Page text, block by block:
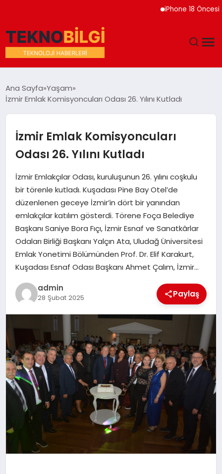
iPhone 18 Öncesi
EĞITIM
EKONOMI
MAGAZIN
SAĞLIK
SIYASET
SPOR
TEKNOLOJI
Ana Sayfa Yaşam
İzmir Emlak Komisyoncuları Odası 26. Yılını Kutladı
İzmir Emlak Komisyoncuları
Odası 26. Yılını Kutladı
İzmir Emlakçılar Odası, kuruluşunun 26. yılını coşkulu
bir törenle kutladı. Kuşadası Pine Bay Otel’de
düzenlenen geceye İzmir’in dört bir yanından
emlakçılar katılım gösterdi. Törene Foça Belediye
Başkanı Saniye Bora Fıçı, İzmir Esnaf ve Sanatkârlar
Odaları Birliği Başkanı Yalçın Ata, Uludağ Üniversitesi
Emlak Yonetimi Bölümünden Prof. Dr. Elif Karakurt,
Kuşadası Esnaf Odası Başkanı Ahmet Çalım, İzmir…
admin
28 Şubat 2025 Paylaş